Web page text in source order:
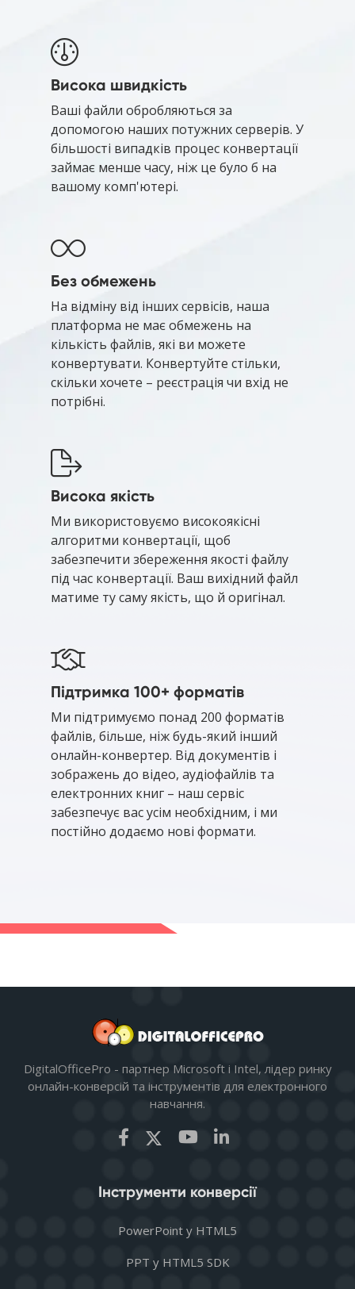
Висока швидкість
Ваші файли обробляються за
допомогою наших потужних серверів. У
більшості випадків процес конвертації
займає менше часу, ніж це було б на
вашому комп'ютері.
Без обмежень
На відміну від інших сервісів, наша
платформа не має обмежень на
кількість файлів, які ви можете
конвертувати. Конвертуйте стільки,
скільки хочете – реєстрація чи вхід не
потрібні.
Висока якість
Ми використовуємо високоякісні
алгоритми конвертації, щоб
забезпечити збереження якості файлу
під час конвертації. Ваш вихідний файл
матиме ту саму якість, що й оригінал.
Підтримка 100+ форматів
Ми підтримуємо понад 200 форматів
файлів, більше, ніж будь-який інший
онлайн-конвертер. Від документів і
зображень до відео, аудіофайлів та
електронних книг – наш сервіс
забезпечує вас усім необхідним, і ми
постійно додаємо нові формати.
DigitalOfficePro - партнер Microsoft і Intel, лідер ринку
онлайн-конверсій та інструментів для електронного
навчання.
Інструменти конверсії
PowerPoint у HTML5
PPT у HTML5 SDK